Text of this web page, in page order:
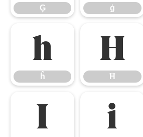
Ģ ģ
ĥ
ĥ
Ħ
Ħ
Ĩ ĩ